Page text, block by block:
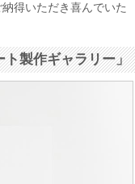
得いただき喜んでいた
ト製作ギャラリー」